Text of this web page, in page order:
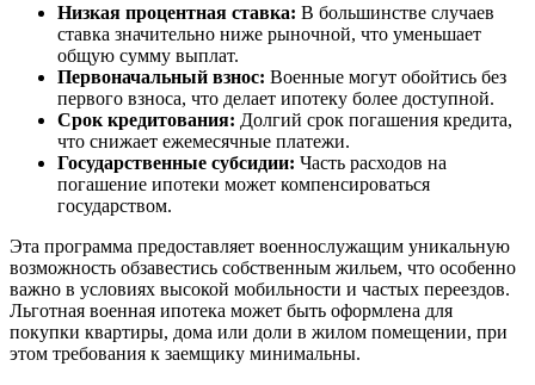
Низкая процентная ставка: В большинстве случаев
ставка значительно ниже рыночной, что уменьшает
общую сумму выплат.
Первоначальный взнос: Военные могут обойтись без
первого взноса, что делает ипотеку более доступной.
Срок кредитования: Долгий срок погашения кредита,
что снижает ежемесячные платежи.
Государственные субсидии: Часть расходов на
погашение ипотеки может компенсироваться
государством.
Эта программа предоставляет военнослужащим уникальную
возможность обзавестись собственным жильем, что особенно
важно в условиях высокой мобильности и частых переездов.
Льготная военная ипотека может быть оформлена для
покупки квартиры, дома или доли в жилом помещении, при
этом требования к заемщику минимальны.